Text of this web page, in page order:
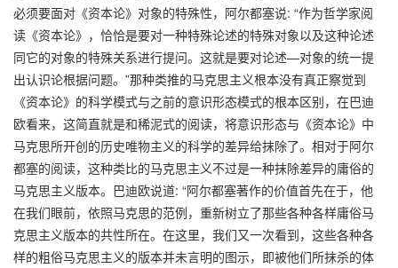
必须要面对《资本论》对象的特殊性，阿尔都塞说: “作为哲学家阅
读《资本论》，恰恰是要对一种特殊论述的特殊对象以及这种论述
同它的对象的特殊关系进行提问。这就是要对论述—对象的统一提
出认识论根据问题。”那种类推的马克思主义根本没有真正察觉到
《资本论》的科学模式与之前的意识形态模式的根本区别，在巴迪
欧看来，这简直就是和稀泥式的阅读，将意识形态与《资本论》中
马克思所开创的历史唯物主义的科学的差异给抹除了。相对于阿尔
都塞的阅读，这种类比的马克思主义不过是一种抹除差异的庸俗的
马克思主义版本。巴迪欧说道: “阿尔都塞著作的价值首先在于，他
在我们眼前，依照马克思的范例，重新树立了那些各种各样庸俗马
克思主义版本的共性所在。在这里，我们又一次看到，这些各种各
样的粗俗马克思主义的版本并未言明的图示，即被他们所抹杀的体